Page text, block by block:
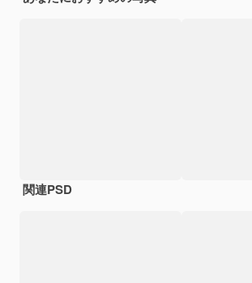
関連PSD